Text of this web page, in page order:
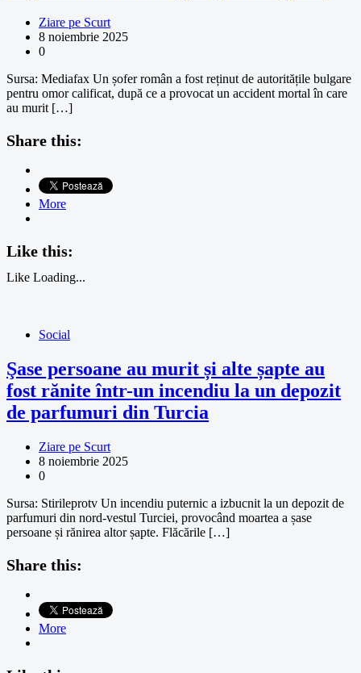
Ziare pe Scurt
8 noiembrie 2025
0
Sursa: Mediafax Un șofer român a fost reținut de autoritățile bulgare
pentru omor calificat, după ce a provocat un accident mortal în care
au murit […]
Share this:
More
Like this:
Like Loading...
Social
Şase persoane au murit și alte șapte au
fost rănite într-un incendiu la un depozit
de parfumuri din Turcia
Ziare pe Scurt
8 noiembrie 2025
0
Sursa: Stirileprotv Un incendiu puternic a izbucnit la un depozit de
parfumuri din nord-vestul Turciei, provocând moartea a șase
persoane și rănirea altor șapte. Flăcările […]
Share this:
More